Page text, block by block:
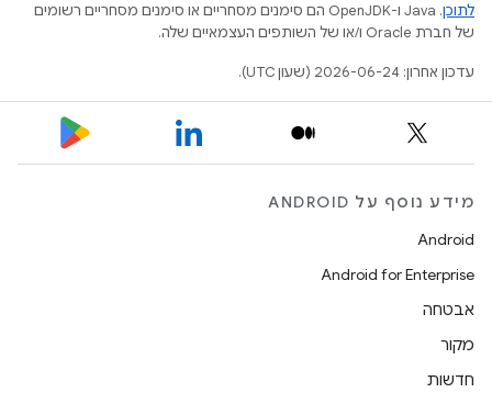
לתוכן
.‏ Java ו-OpenJDK הם סימנים מסחריים או סימנים מסחריים רשומים
של חברת Oracle ו/או של השותפים העצמאיים שלה.
עדכון אחרון: 2026-06-24 (שעון UTC).
מידע נוסף על ANDROID
Android
Android for Enterprise
אבטחה
מקור
חדשות